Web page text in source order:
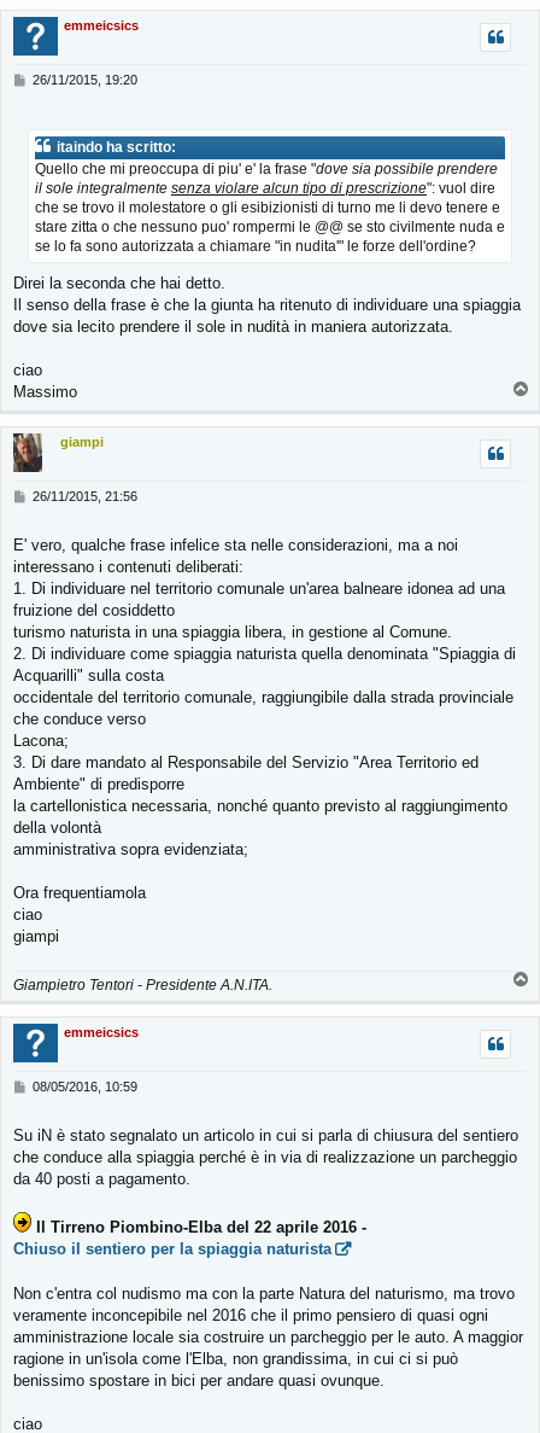
p
emmeicsics
M
26/11/2015, 19:20
itaindo ha scritto:
Quello che mi preoccupa di piu' e' la frase "dove sia possibile prendere
il sole integralmente senza violare alcun tipo di prescrizione": vuol dire
che se trovo il molestatore o gli esibizionisti di turno me li devo tenere e
stare zitta o che nessuno puo' rompermi le @@ se sto civilmente nuda e
se lo fa sono autorizzata a chiamare "in nudita'" le forze dell'ordine?
Direi la seconda che hai detto.
Il senso della frase è che la giunta ha ritenuto di individuare una spiaggia
dove sia lecito prendere il sole in nudità in maniera autorizzata.
ciao
Massimo
p
giampi
M
s
a
g
g
o
26/11/2015, 21:56
E' vero, qualche frase infelice sta nelle considerazioni, ma a noi
interessano i contenuti deliberati:
1. Di individuare nel territorio comunale un'area balneare idonea ad una
fruizione del cosiddetto
turismo naturista in una spiaggia libera, in gestione al Comune.
2. Di individuare come spiaggia naturista quella denominata "Spiaggia di
Acquarilli" sulla costa
occidentale del territorio comunale, raggiungibile dalla strada provinciale
che conduce verso
Lacona;
3. Di dare mandato al Responsabile del Servizio "Area Territorio ed
Ambiente" di predisporre
la cartellonistica necessaria, nonché quanto previsto al raggiungimento
della volontà
amministrativa sopra evidenziata;
Ora frequentiamola
ciao
giampi
Giampietro Tentori - Presidente A.N.ITA.
p
emmeicsics
M
s
a
g
i
o
08/05/2016, 10:59
Su iN è stato segnalato un articolo in cui si parla di chiusura del sentiero
che conduce alla spiaggia perché è in via di realizzazione un parcheggio
da 40 posti a pagamento.
Il Tirreno Piombino-Elba del 22 aprile 2016 -
Chiuso il sentiero per la spiaggia naturista
Non c'entra col nudismo ma con la parte Natura del naturismo, ma trovo
veramente inconcepibile nel 2016 che il primo pensiero di quasi ogni
amministrazione locale sia costruire un parcheggio per le auto. A maggior
ragione in un'isola come l'Elba, non grandissima, in cui ci si può
benissimo spostare in bici per andare quasi ovunque.
ciao